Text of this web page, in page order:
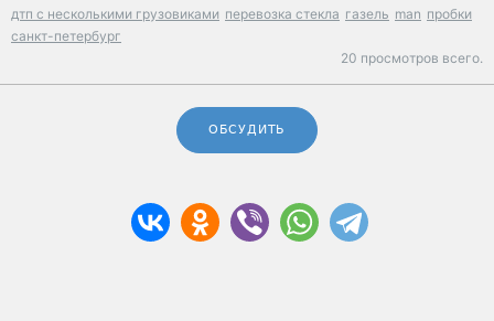
дтп с несколькими грузовиками перевозка стекла газель man пробки
санкт-петербург
20 просмотров всего.
ОБСУДИТЬ